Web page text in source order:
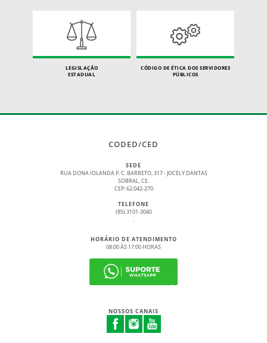
LEGISLAÇÃO
ESTADUAL
CÓDIGO DE ÉTICA DOS SERVIDORES
PÚBLICOS
CODED/CED
SEDE
RUA DONA IOLANDA P. C. BARRETO, 317 - JOCELY DANTAS
SOBRAL, CE.
CEP: 62.042-270
TELEFONE
(85) 3101-3040
.
HORÁRIO DE ATENDIMENTO
08:00 ÀS 17:00 HORAS
NOSSOS CANAIS